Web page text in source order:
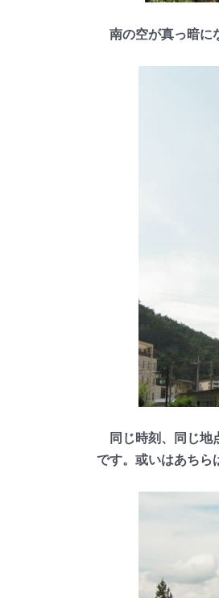
南の空が真っ暗に
同じ時刻、同じ地
です。或いはあちら